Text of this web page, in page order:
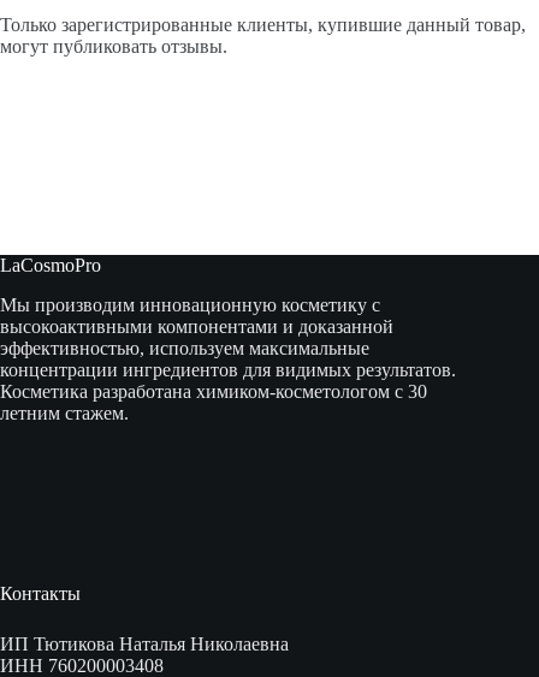
Только зарегистрированные клиенты, купившие данный товар,
могут публиковать отзывы.
LaCosmoPro
Мы производим инновационную косметику с
высокоактивными компонентами и доказанной
эффективностью, используем максимальные
концентрации ингредиентов для видимых результатов.
Косметика разработана химиком-косметологом с 30
летним стажем.
Контакты
ИП Тютикова Наталья Николаевна
ИНН 760200003408